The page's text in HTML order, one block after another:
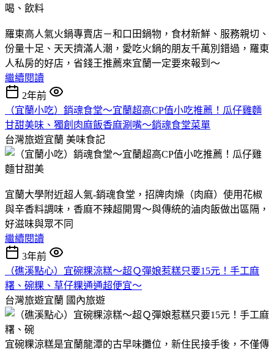
羅東高人氣火鍋專賣店－和口田鍋物，食材新鮮、服務親切、
份量十足、天天擠滿人潮，愛吃火鍋的朋友千萬別錯過，羅東
人私房的好店，省錢王推薦來宜蘭一定要來報到～
繼續閱讀
2年前
（宜蘭小吃）銷魂食堂～宜蘭超高CP值小吃推薦！瓜仔雞麵
甘甜美味、獨創肉麻飯香麻涮嘴～銷魂食堂菜單
台灣旅遊宜蘭 美味食記
宜蘭大學附近超人氣-銷魂食堂，招牌肉燥（肉麻）使用花椒
與辛香料調味，香麻不辣超開胃～與傳統的滷肉飯做出區隔，
好滋味與眾不同
繼續閱讀
3年前
（礁溪點心）宜碗粿涼糕～超Ｑ彈娘惹糕只要15元！手工麻
糬、碗粿、草仔粿通通超便宜～
台灣旅遊宜蘭 國內旅遊
宜碗粿涼糕是宜蘭龍潭的古早味攤位，新住民接手後，不僅傳